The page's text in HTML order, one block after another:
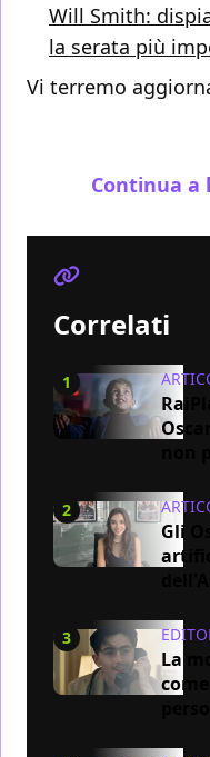
Will Smith:
la serata più
Vi terremo
Continua a
Correlati
1
2
Gli
3
La